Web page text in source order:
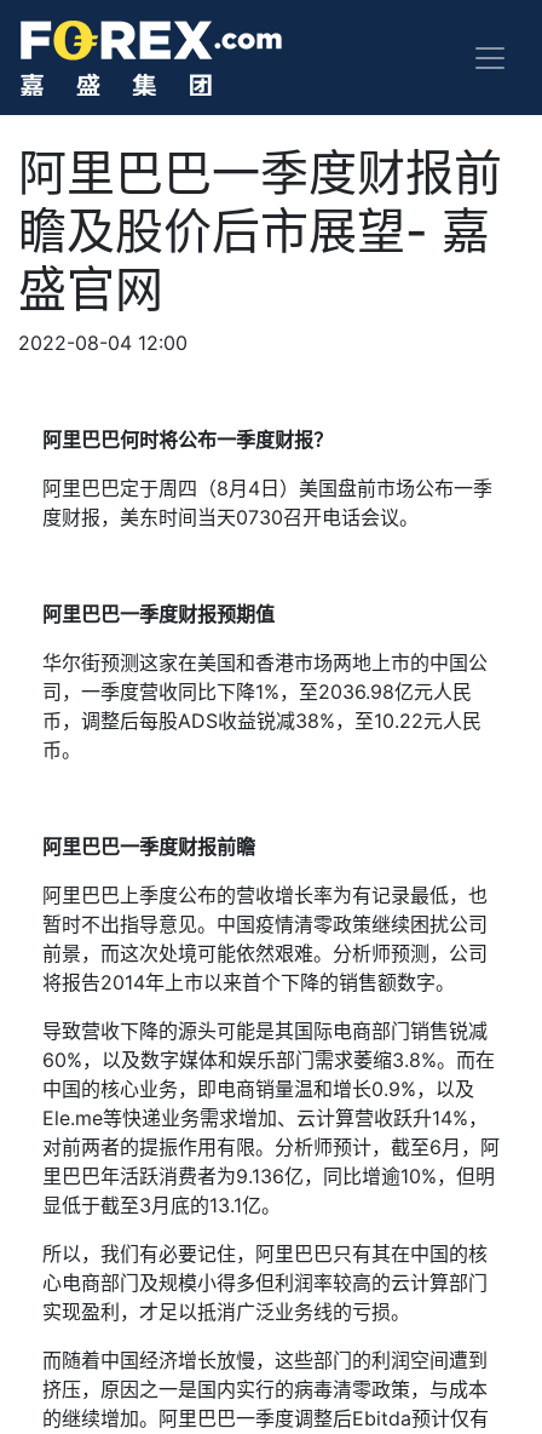
阿里巴巴一季度财报前
瞻及股价后市展望- 嘉
盛官网
2022-08-04 12:00
阿里巴巴何时将公布一季度财报？
阿里巴巴定于周四（8月 4 日）美国盘前市场公布一季
度财报，美东时间当天0730召开电话会议。
阿里巴巴一季度财报预期值
华尔街预测这家在美国和香港市场两地上市的中国公
司，一季度营收同比下降1%，至2036.98亿元人民
币，调整后每股ADS收益锐减38%，至10.22元人民
币。
阿里巴巴一季度财报前瞻
阿里巴巴上季度公布的营收增长率为有记录最低，也
暂时不出指导意见。中国疫情清零政策继续困扰公司
前景，而这次处境可能依然艰难。分析师预测，公司
将报告2014年上市以来首个下降的销售额数字。
导致营收下降的源头可能是其国际电商部门销售锐减
60%，以及数字媒体和娱乐部门需求萎缩3.8%。而在
中国的核心业务，即电商销量温和增长0.9%，以及
Ele.me等快递业务需求增加、云计算营收跃升14%，
对前两者的提振作用有限。分析师预计，截至6月，阿
里巴巴年活跃消费者为9.136亿，同比增逾10%，但明
显低于截至3月底的13.1亿。
所以，我们有必要记住，阿里巴巴只有其在中国的核
心电商部门及规模小得多但利润率较高的云计算部门
实现盈利，才足以抵消广泛业务线的亏损。
而随着中国经济增长放慢，这些部门的利润空间遭到
挤压，原因之一是国内实行的病毒清零政策，与成本
的继续增加。阿里巴巴一季度调整后Ebitda预计仅有